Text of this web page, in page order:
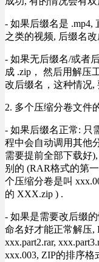
- 如果后缀名是 .mp4,
之类的视频, 后缀名
- 如果无后缀名/或者
成 .zip， 然后用解压
改后缀名，这种情况,
2. 多个压缩分卷文件
- 如果后缀名正常: 只
程中会自动调用其他
需要提前全部下载好
别的 (RAR格式的第
个压缩分卷是叫
的 XXX.zip ) .
- 如果是需要改后缀
命名好才能正常解压,
xxx.part2.rar,
xxx.003, ZIP的排序格